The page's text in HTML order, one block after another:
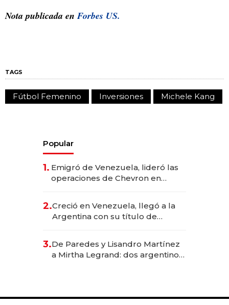
Nota publicada enForbes US.
TAGS
Fútbol Femenino Inversiones Michele Kang
Popular
1. Emigró de Venezuela, lideró las
operaciones de Chevron en
2.Creció en Venezuela, llegó a la
Argentina con su título de
las marcas "fast premium"
3.De Paredes y Lisandro Martínez
a Mirtha Legrand: dos argentinos